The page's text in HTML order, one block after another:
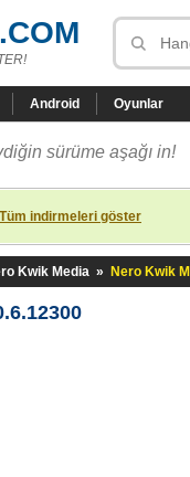
Android Oyunlar
sürüme aşağı in!
Tüm indirmeleri göster
Kwik Media » Nero Kwik